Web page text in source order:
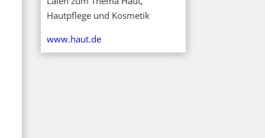
Hautpflege und Kosmetik
www.haut.de